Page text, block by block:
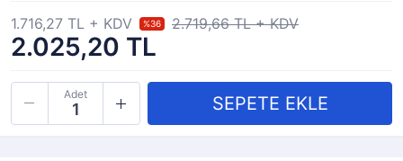
2.025,20 TL
1.716,27 TL + KDV %36 2.719,66 TL + KDV
Adet